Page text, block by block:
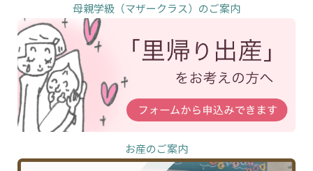
母親学級（マザークラス）のご案内
お産のご案内